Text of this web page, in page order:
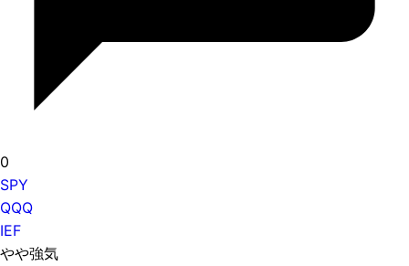
0
SPY
QQQ
IEF
やや強気